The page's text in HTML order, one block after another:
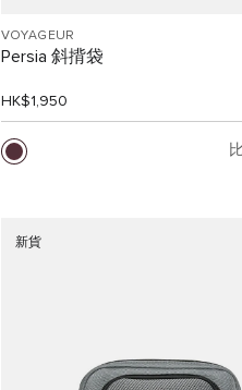
VOYAGEUR
Persia 斜揹袋
HK$1,950
新貨